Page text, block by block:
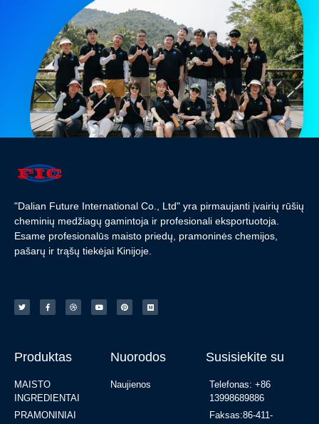
"Dalian Future International Co., Ltd" yra pirmaujanti įvairių rūšių
cheminių medžiagų gamintoja ir profesionali eksportuotoja.
Esame profesionalūs maisto priedų, pramoninės chemijos,
pašarų ir trąšų tiekėjai Kinijoje.
Produktas
MAISTO
INGREDIENTAI
PRAMONINIAI
Nuorodos
Naujienos
Susisiekite su
Telefonas: +86
13998689886
Faksas:86-411-